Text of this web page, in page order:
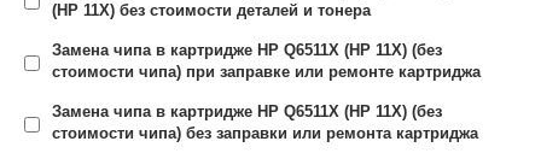
(HP 11X) без стоимости деталей и тонера
Замена чипа в картридже HP Q6511X (HP 11X) (без
стоимости чипа) при заправке или ремонте картриджа
Замена чипа в картридже HP Q6511X (HP 11X) (без
стоимости чипа) без заправки или ремонта картриджа